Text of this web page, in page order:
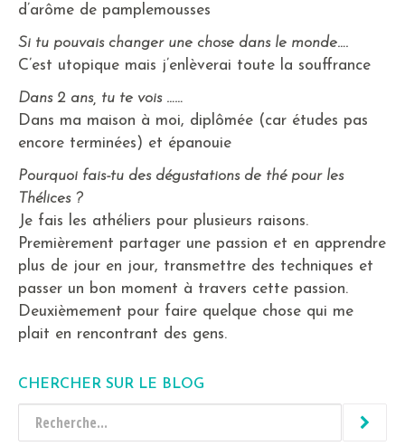
d’arôme de pamplemousses
Si tu pouvais changer une chose dans le monde….
C’est utopique mais j’enlèverai toute la souffrance
Dans 2 ans, tu te vois ……
Dans ma maison à moi, diplômée (car études pas
encore terminées) et épanouie
Pourquoi fais-tu des dégustations de thé pour les
Thélices ?
Je fais les athéliers pour plusieurs raisons.
Premièrement partager une passion et en apprendre
plus de jour en jour, transmettre des techniques et
passer un bon moment à travers cette passion.
Deuxièmement pour faire quelque chose qui me
plait en rencontrant des gens.
CHERCHER SUR LE BLOG